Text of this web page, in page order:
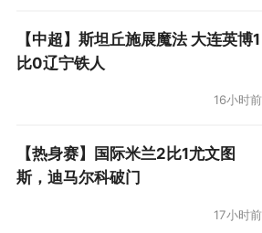
【中超】斯坦丘施展魔法 大连英博1
比0辽宁铁人
16小时前
【热身赛】国际米兰2比1尤文图
斯，迪马尔科破门
17小时前